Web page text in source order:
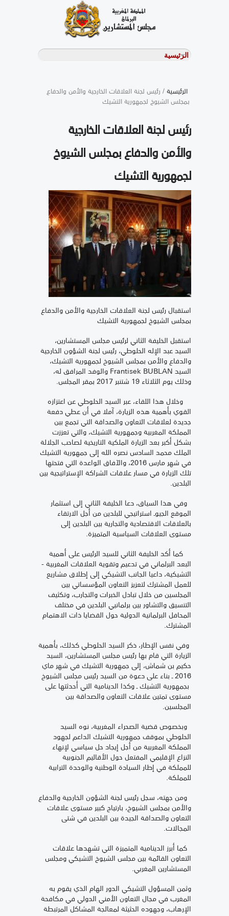
الرئيسية/ رئيس لجنة العلاقات الخارجية والأمن والدفاع
بمجلس الشيوخ لجمهورية التشيك
رئيس لجنة العلاقات الخارجية
والأمن والدفاع بمجلس الشيوخ
لجمهورية التشيك
استقبال رئيس لجنة العلاقات الخارجية والأمن والدفاع
بمجلس الشيوخ لجمهورية التشيك
استقبل الخليفة الثاني لرئيس مجلس المستشارين،
السيد عبد الإله الحلوطي، رئيس لجنة الشؤون الخارجية
والدفاع والأمن بمجلس الشيوخ لجمهورية التشيك،
السيد Frantisek BUBLAN والوفد المرافق له،
وذلك يوم الثلاثاء 19 شتنبر 2017 بمقر المجلس.
وخلال هذا اللقاء، عبر السيد الحلوطي عن اعتزازه
القوي بأهمية هذه الزيارة، آملا في أن عطي دفعة
جديدة لعلاقات التعاون والصداقة التي تجمع بين
المملكة المغربية وجمهورية التشيك، والتي تعززت
بشكل أكبر بعد الزيارة الملكية التاريخية لصاحب الجلالة
الملك محمد السادس نصره الله إلى جمهورية التشيك
في شهر مارس 2016، والآفاق الواعدة التي فتحتها
تلك الزيارة في مسار علاقات الشراكة الإستراتيجية بين
البلدين.
وفي هذا السياق، دعا الخليفة الثاني إلى استثمار
الموقع الجيوـ استراتيجي للبلدين من أجل الارتقاء
بالعلاقات الاقتصادية والتجارية بين البلدين إلى
مستوى العلاقات السياسية المتميزة.
كما أكد الخليفة الثاني للسيد الرئيس على أهمية
البعد البرلماني في تدعيم وتقوية العلاقات المغربية -
التشيكية، داعيا الجانب التشيكي إلى إطلاق مشاريع
للعمل المشترك لتعزيز التعاون المؤسساتي بين
المجلسين من خلال تبادل الخبرات والتجارب، وتكثيف
التنسيق والتشاور بين برلمانيي البلدين في مختلف
المحافل البرلمانية الدولية حول القضايا ذات الاهتمام
المشترك.
وفي نفس الإطار، ذكر السيد الحلوطي كذلك، بأهمية
الزيارة التي قام بها رئيس مجلس المستشارين، السيد
حكيم بن شماش، إلى جمهورية التشيك في شهر ماي
2016 ـ بناء على دعوة من السيد رئيس مجلس الشيوخ
بجمهورية التشيك ـ وكذا الدينامية التي أحدثتها على
مستوى تمتين علاقات التعاون والصداقة بين
المجلسين.
وبخصوص قضية الصحراء المغربية، نوه السيد
الحلوطي بموقف جمهورية التشيك الداعم لجهود
المملكة المغربية من أجل إيجاد حل سياسي لإنهاء
النزاع الإقليمي المفتعل حول الأقاليم الجنوبية
للمملكة في إطار السيادة الوطنية والوحدة الترابية
للمملكة.
ومن جهته، سجل رئيس لجنة الشؤون الخارجية والدفاع
والأمن بمجلس الشيوخ، بارتياح كبير مستوى علاقات
التعاون والصداقة الجيدة بين البلدين في شتى
المجالات.
كما أبرز الدينامية المتميزة التي تشهدها علاقات
التعاون القائمة بين مجلس الشيوخ التشيكي ومجلس
المستشارين المغربي.
وثمن المسؤول التشيكي الدور الهام الذي يقوم به
المغرب في مجال التعاون الأمني الدولي في مكافحة
الإرهاب، وجهوده الحثيثة لمعالجة المشاكل المرتبطة